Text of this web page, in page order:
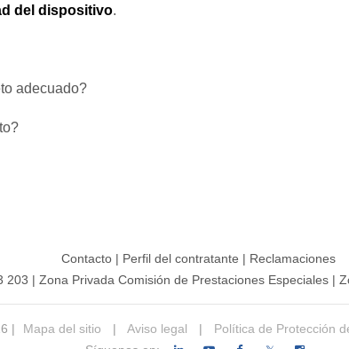
del dispositivo.
adecuado?
Contacto| Perfil del contratante | Reclamaciones
203 | Zona Privada Comisión de Prestaciones Especiales |
| Mapa del sitio | Aviso legal | Política de Protección